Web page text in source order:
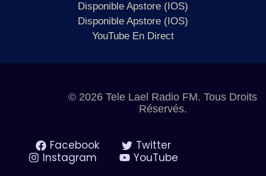
Disponible Apstore (IOS)
Disponible Apstore (IOS)
YouTube En Direct
© 2026 Tele Lael Radio FM. Tous Droits
Réservés.
Facebook
Twitter
Instagram
YouTube